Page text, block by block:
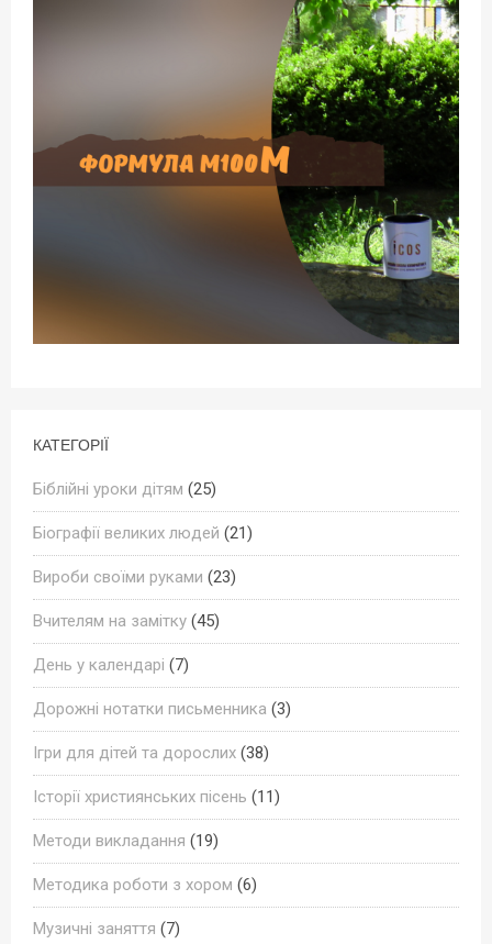
КАТЕГОРІЇ
Біблійні уроки дітям (25)
Біографії великих людей (21)
Вироби своїми руками (23)
Вчителям на замітку (45)
День у календарі (7)
Дорожні нотатки письменника (3)
Ігри для дітей та дорослих (38)
Історії християнських пісень (11)
Методи викладання (19)
Методика роботи з хором (6)
Музичні заняття (7)